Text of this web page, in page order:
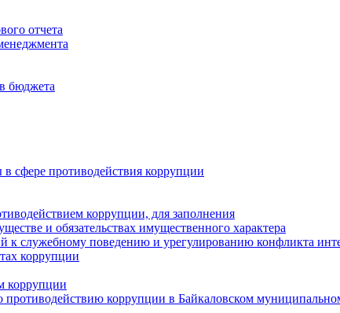
отчета
бюджета
сфере противодействия коррупции
коррупции, для заполнения
и обязательствах имущественного характера
к служебному поведению и урегулированию конфликта
коррупции
коррупции
коррупции в Байкаловском